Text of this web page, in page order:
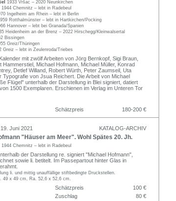
1933 Vršac – 2020 Neunkirchen
1944 Chemnitz – lebt in Radebeul
Ingelheim am Rhein – lebt in Berlin
Rotthalmünster – lebt in Hartkirchen/Pocking
Hannover – lebt bei Granada/Spanien
Heidenheim an der Brenz – 2022 Hirschegg/Kleinwalsertal
Bissingen
Greiz/Thüringen
Greiz – lebt in Zeulenroda/Triebes
mit zwölf Arbeiten von Jörg Bernkopf, Sigi Braun,
Hammerstiel, Michael Hofmann, Michael Müller, Konrad
Detlef Willand, Robert Würth, Peter Zaumseil, Uta
Typografie von Jsua Reichert. Die Arbeit von Michael
Flügel" unterhalb der Darstellung in Blei signiert, datiert
1500 Exemplaren. Erschienen im Verlag im Unteren Tor
Schätzpreis 180-200 €
Juni 2021 KATALOG-ARCHIV
"Häuser am Meer". Wohl Spätes 20. Jh.
1944 Chemnitz – lebt in Radebeul
der Darstellung re. signiert "Michael Hofmann",
sowie li. betitelt. Im Passepartout hinter Glas in
li. und mittig unauffällige stiftbedingte Druckstellen.
49 x 49 cm, Ra. 52,6 x 52,6 cm.
Schätzpreis
100 €
Zuschlag
80 €